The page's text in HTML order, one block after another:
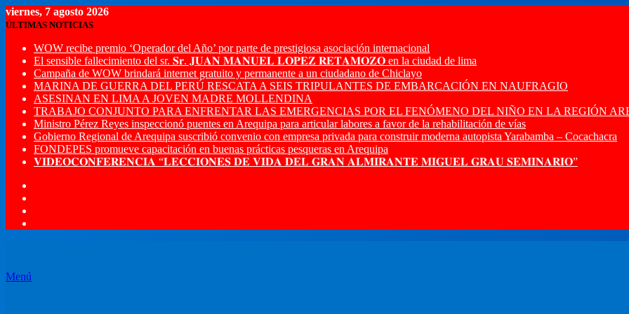
viernes, 7 agosto 2026
ÚLTIMAS NOTICIAS
WOW recibe premio ‘Operador del Año’ por parte de prestigiosa asociación internacional
El sensible fallecimiento del sr. 𝐒𝐫. 𝐉𝐔𝐀𝐍 𝐌𝐀𝐍𝐔𝐄𝐋 𝐋𝐎𝐏𝐄𝐙 𝐑𝐄𝐓𝐀𝐌𝐎𝐙𝐎 en la ciudad de lima
Campaña de WOW brindará internet gratuito y permanente a un ciudadano de Chiclayo
MARINA DE GUERRA DEL PERÚ RESCATA A SEIS TRIPULANTES DE EMBARCACIÓN EN NAUFRAGIO
ASESINAN EN LIMA A JOVEN MADRE MOLLENDINA
TRABAJO CONJUNTO PARA ENFRENTAR LAS EMERGENCIAS POR EL FENÓMENO DEL NIÑO EN LA REGIÓN
Ministro Pérez Reyes inspeccionó puentes en Arequipa para articular labores a favor de la rehabilitación de vías
Gobierno Regional de Arequipa suscribió convenio con empresa privada para construir moderna autopista Yarabamba – Cocachacra
FONDEPES promueve capacitación en buenas prácticas pesqueras en Arequipa
𝐕𝐈𝐃𝐄𝐎𝐂𝐎𝐍𝐅𝐄𝐑𝐄𝐍𝐂𝐈𝐀 “𝐋𝐄𝐂𝐂𝐈𝐎𝐍𝐄𝐒 𝐃𝐄 𝐕𝐈𝐃𝐀 𝐃𝐄𝐋 𝐆𝐑𝐀𝐍 𝐀𝐋𝐌𝐈𝐑𝐀𝐍𝐓𝐄 𝐌𝐈𝐆𝐔𝐄𝐋 𝐆𝐑𝐀𝐔 𝐒𝐄𝐌𝐈𝐍𝐀𝐑𝐈𝐎”
Menú